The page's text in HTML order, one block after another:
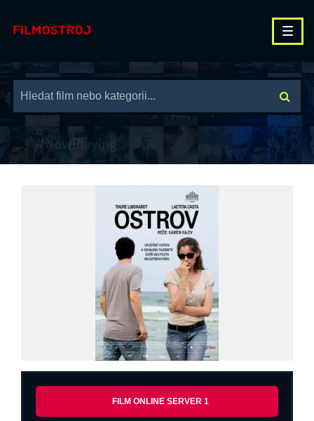
FILM ONLINE SERVER 1